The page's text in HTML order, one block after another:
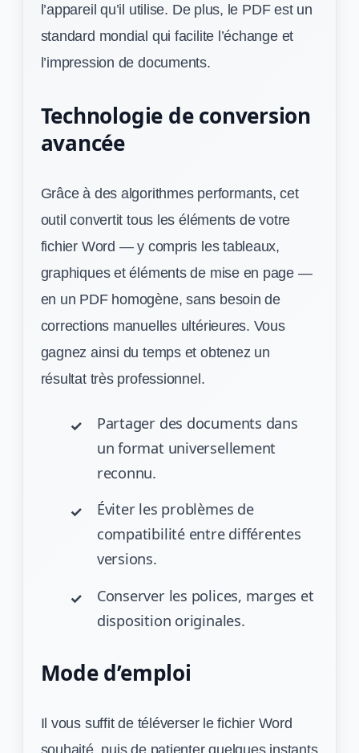
l’appareil qu’il utilise. De plus, le PDF est un
standard mondial qui facilite l’échange et
l’impression de documents.
Technologie de conversion
avancée
Grâce à des algorithmes performants, cet
outil convertit tous les éléments de votre
fichier Word — y compris les tableaux,
graphiques et éléments de mise en page —
en un PDF homogène, sans besoin de
corrections manuelles ultérieures. Vous
gagnez ainsi du temps et obtenez un
résultat très professionnel.
Partager des documents dans
un format universellement
reconnu.
Éviter les problèmes de
compatibilité entre différentes
versions.
Conserver les polices, marges et
disposition originales.
Mode d’emploi
Il vous suffit de téléverser le fichier Word